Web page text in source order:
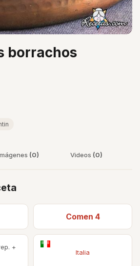
borrachos
(0) Videos (0)
Comen 4
+
Italia